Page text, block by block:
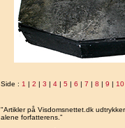
Side : 1 | 2 | 3 | 4 | 5 | 6 | 7 | 8 | 9 | 10
"Artikler på Visdomsnettet.dk
alene forfatterens.”